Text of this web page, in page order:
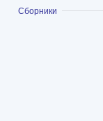
Показать
Сборники